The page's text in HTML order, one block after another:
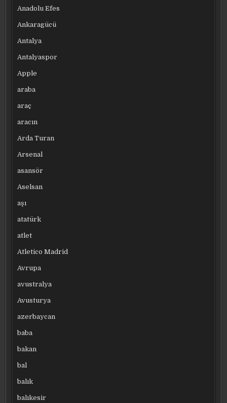
Anadolu Efes
Ankaragücü
Antalya
Antalyaspor
Apple
araba
araç
aracın
Arda Turan
Arsenal
asansör
Aselsan
aşı
atatürk
atlet
Atletico Madrid
Avrupa
avustralya
Avusturya
azerbaycan
baba
bakan
bal
balık
balıkesir